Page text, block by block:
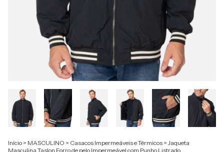
Início > MASCULINO > Casacos Impermeáveis e Térmicos > Jaqueta
Masculina Taslon Forro de pelo Impermeável com Punho Listrado